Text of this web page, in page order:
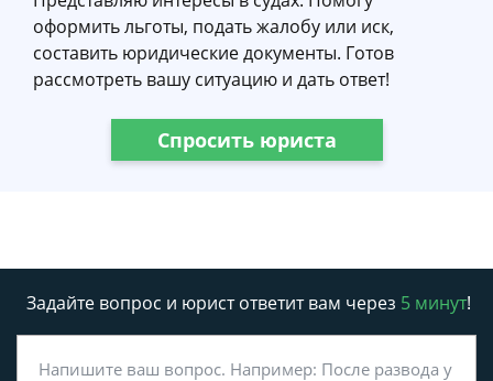
оформить льготы, подать жалобу или иск,
составить юридические документы. Готов
рассмотреть вашу ситуацию и дать ответ!
Спросить юриста
Задайте вопрос и юрист ответит вам через 5 минут!